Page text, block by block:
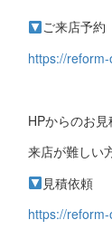
ご来店予約
https://
HPからのお
来店が難しい
見積依頼
https://